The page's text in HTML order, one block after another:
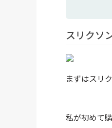
スリクソ
まずはスリ
私が初めて